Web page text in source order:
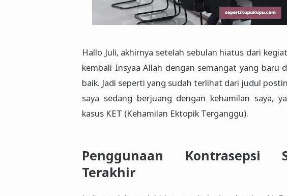
Hallo Juli, akhirnya setelah sebulan hiatus dari
kembali Insyaa Allah dengan semangat yang baru
baik. Jadi seperti yang sudah terlihat dari judul
saya sedang berjuang dengan kehamilan saya,
kasus KET (Kehamilan Ektopik Terganggu).
Penggunaan Kontrasepsi
Terakhir